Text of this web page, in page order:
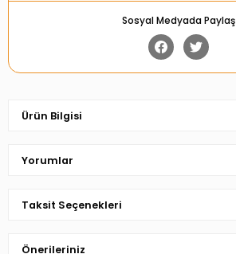
Sosyal Medyada Paylaş
Ürün Bilgisi
Yorumlar
Taksit Seçenekleri
Önerileriniz